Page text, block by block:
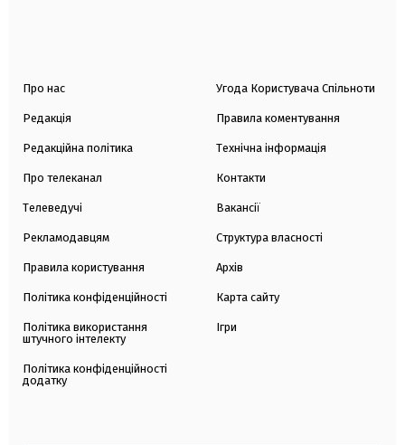
Про нас
Редакція
Редакційна політика
Про телеканал
Телеведучі
Рекламодавцям
Правила користування
Політика конфіденційності
Політика використання
штучного інтелекту
Політика конфіденційності
додатку
Угода Користувача Спільноти
Правила коментування
Технічна інформація
Контакти
Вакансії
Структура власності
Архів
Карта сайту
Ігри